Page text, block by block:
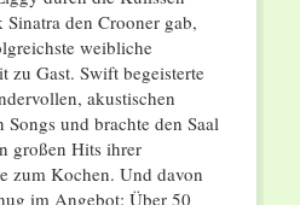
den Crooner gab,
weibliche
zu Gast. Swift begeisterte
akustischen
und brachte den Saal
großen Hits ihrer
zum Kochen. Und davon
im Angebot: Über 50